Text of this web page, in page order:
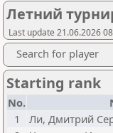
Летний
Last update 21.06.2026
Search for player
Starting rank
No.
1
Ли, Дмитрий